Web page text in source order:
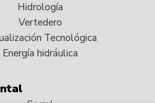
Hidrología
Vertedero
Tecnológica
Energía hidráulica